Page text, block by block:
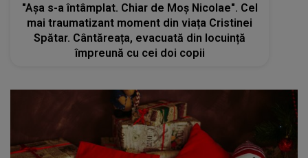
"Așa s-a întâmplat. Chiar de Moș Nicolae". Cel
mai traumatizant moment din viața Cristinei
Spătar. Cântăreața, evacuată din locuință
împreună cu cei doi copii